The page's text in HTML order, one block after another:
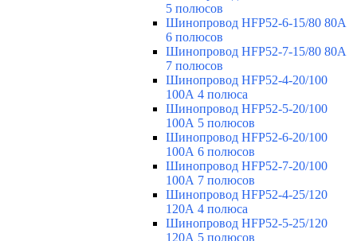
5 полюсов
Шинопровод HFP52-6-15/80 80А
6 полюсов
Шинопровод HFP52-7-15/80 80А
7 полюсов
Шинопровод HFP52-4-20/100
100А 4 полюса
Шинопровод HFP52-5-20/100
100А 5 полюсов
Шинопровод HFP52-6-20/100
100А 6 полюсов
Шинопровод HFP52-7-20/100
100А 7 полюсов
Шинопровод HFP52-4-25/120
120А 4 полюса
Шинопровод HFP52-5-25/120
120А 5 полюсов